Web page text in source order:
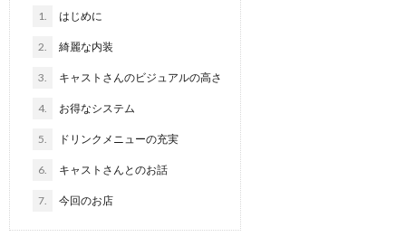
1. はじめに
2. 綺麗な内装
3. キャストさんのビジュアルの高さ
4. お得なシステム
5. ドリンクメニューの充実
6. キャストさんとのお話
7. 今回のお店